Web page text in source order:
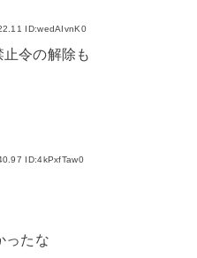
ID:wedAIvnK0
令の解除も
ID:4kPxfTaw0
ったな